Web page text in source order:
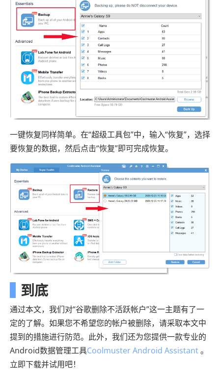
一键恢复同样简单。在“超级工具包”中，输入“恢复”，选择
要恢复的数据，然后点击“恢复”即可完成恢复。
到底
通过本文，我们对“谷歌删除不活跃帐户”这一主题有了一
定的了解。如果您不希望您的帐户被删除，请采取本文中
提到的措施进行防范。此外，我们还为您提供一款专业的
Android数据管理工具Coolmuster Android Assistant。
立即下载并试用吧！